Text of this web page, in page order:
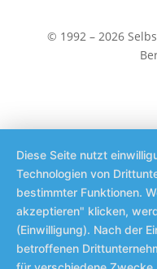
© 1992 – 2026
Diese Seite nutzt
Technologien von
bestimmter Funktionen.
akzeptieren" klicken,
(Einwilligung). Nach der
betroffenen